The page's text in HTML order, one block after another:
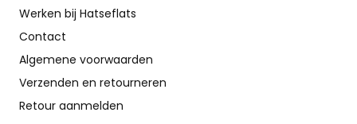
Werken bij Hatseflats
Contact
Algemene voorwaarden
Verzenden en retourneren
Retour aanmelden